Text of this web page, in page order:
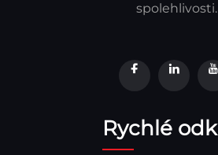
spolehlivosti.
Rychlé